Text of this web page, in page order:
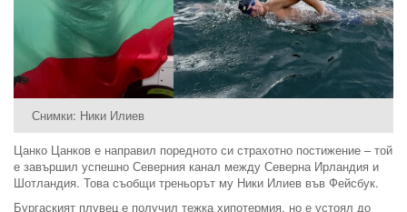
Снимки: Ники Илиев
Цанко Цанков е направил поредното си страхотно постижение – той
е завършил успешно Северния канал между Северна Ирландия и
Шотландия. Това съобщи треньорът му Ники Илиев във Фейсбук.
Бургаският плувец е получил тежка хипотермия, но е устоял до